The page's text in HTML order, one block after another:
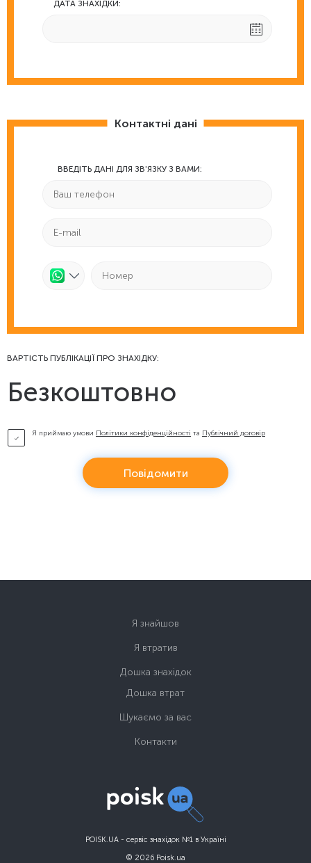
ДАТА ЗНАХІДКИ:
Контактні дані
ВВЕДІТЬ ДАНІ ДЛЯ ЗВ'ЯЗКУ З ВАМИ:
ВАРТІСТЬ ПУБЛІКАЦІЇ ПРО ЗНАХІДКУ:
Безкоштовно
Я приймаю умови Політики конфіденційності та Публічний договір
Повідомити
POISK.UA - сервіс знахідок №1 в Україні
© 2026 Poisk.ua
Я знайшов
Я втратив
Дошка знахідок
Дошка втрат
Шукаємо за вас
Контакти